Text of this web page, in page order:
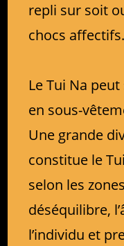
repli sur soit
chocs
Le Tui Na
en sous-
Une grande
constitue le
selon les
déséquilibre,
l’individu et